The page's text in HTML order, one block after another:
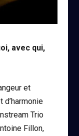
avec qui,
et
Trio
Fillon,